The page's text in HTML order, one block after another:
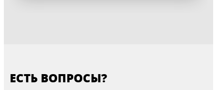
ЕСТЬ ВОПРОСЫ?